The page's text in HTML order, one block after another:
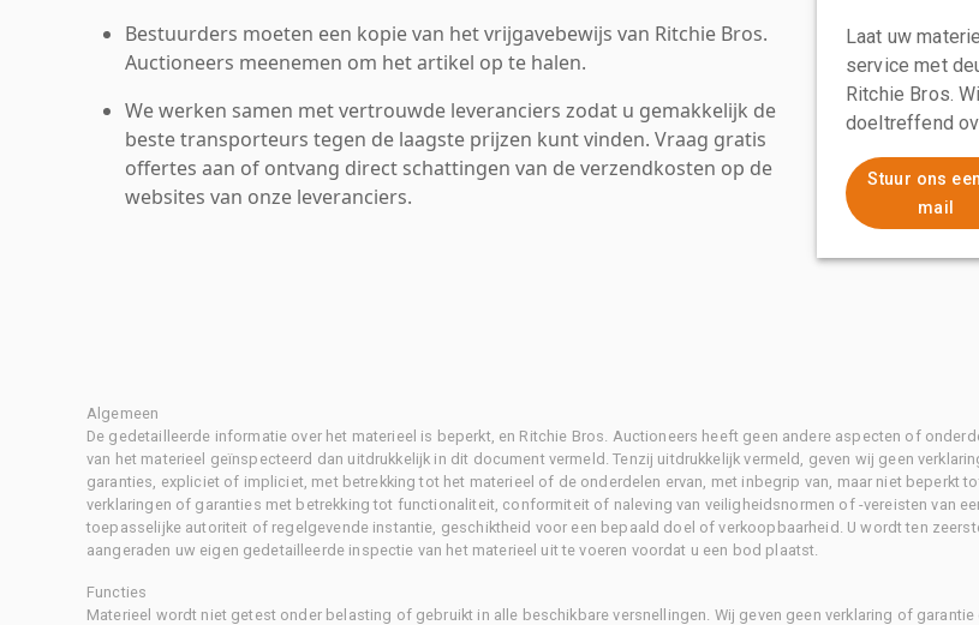
Bestuurders moeten een kopie van het vrijgavebewijs van Ritchie Bros.
Auctioneers meenemen om het artikel op te halen.
We werken samen met vertrouwde leveranciers zodat u gemakkelijk de
beste transporteurs tegen de laagste prijzen kunt vinden. Vraag gratis
offertes aan of ontvang direct schattingen van de verzendkosten op de
websites van onze leveranciers.
Laat uw
service met
Ritchie Bros.
doeltreffend
Stuur ons
mail
Algemeen
De gedetailleerde informatie over het materieel is beperkt, en Ritchie Bros. Auctioneers heeft geen andere aspecten of
van het materieel geïnspecteerd dan uitdrukkelijk in dit document vermeld. Tenzij uitdrukkelijk vermeld, geven wij geen
garanties, expliciet of impliciet, met betrekking tot het materieel of de onderdelen ervan, met inbegrip van, maar niet beperkt
verklaringen of garanties met betrekking tot functionaliteit, conformiteit of naleving van veiligheidsnormen of -vereisten van
toepasselijke autoriteit of regelgevende instantie, geschiktheid voor een bepaald doel of verkoopbaarheid. U wordt ten
aangeraden uw eigen gedetailleerde inspectie van het materieel uit te voeren voordat u een bod plaatst.
Functies
Materieel wordt niet getest onder belasting of gebruikt in alle beschikbare versnellingen. Wij geven geen verklaring of garantie